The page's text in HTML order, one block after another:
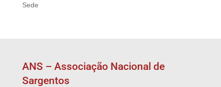
Sede
ANS – Associação Nacional de
Sargentos